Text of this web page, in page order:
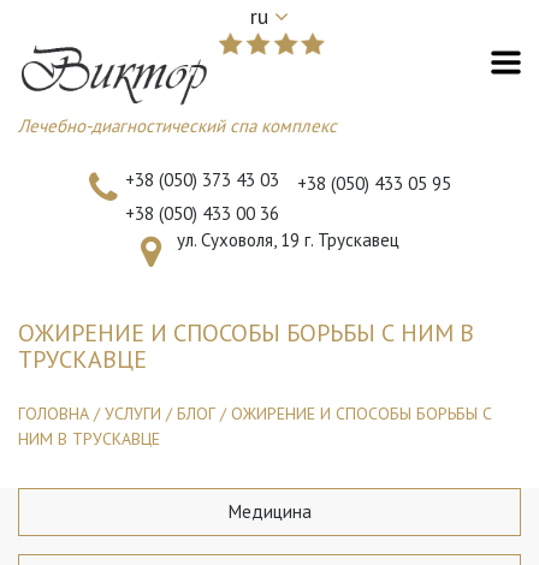
ru
Лечебно-диагностический спа комплекс
+38 (050) 373 43 03
+38 (050) 433 00 36
+38 (050) 433 05 95
ул. Суховоля, 19 г. Трускавец
ОЖИРЕНИЕ И СПОСОБЫ БОРЬБЫ С НИМ В
ТРУСКАВЦЕ
ГОЛОВНА /УСЛУГИ /БЛОГ /ОЖИРЕНИЕ И СПОСОБЫ БОРЬБЫ С
НИМ В ТРУСКАВЦЕ
Медицина